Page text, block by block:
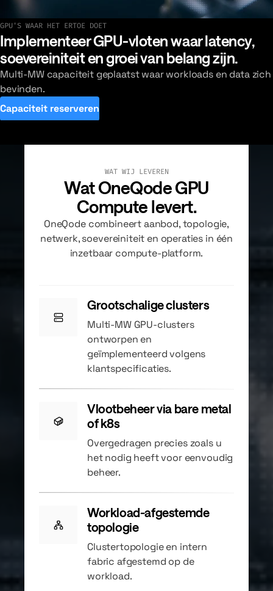
Bekijk onze laatste implementaties
GPU'S WAAR HET ERTOE DOET
Implementeer GPU-vloten waar latency,
soevereiniteit en groei van belang zijn.
Multi-MW capaciteit geplaatst waar workloads en data zich
bevinden.
Capaciteit reserveren
WAT WIJ LEVEREN
Wat OneQode GPU
Compute levert.
OneQode combineert aanbod, topologie,
netwerk, soevereiniteit en operaties in één
inzetbaar compute-platform.
Grootschalige clusters
Multi-MW GPU-clusters
ontworpen en
geïmplementeerd volgens
klantspecificaties.
Vlootbeheer via bare metal
of k8s
Overgedragen precies zoals u
het nodig heeft voor eenvoudig
beheer.
Workload-afgestemde
topologie
Clustertopologie en intern
fabric afgestemd op de
workload.